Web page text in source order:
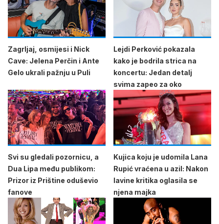
Zagrljaj, osmijesi i Nick
Cave: Jelena Perčin i Ante
Gelo ukrali pažnju u Puli
Lejdi Perković pokazala
kako je bodrila strica na
koncertu: Jedan detalj
svima zapeo za oko
Svi su gledali pozornicu, a
Dua Lipa među publikom:
Prizor iz Prištine oduševio
fanove
Kujica koju je udomila Lana
Rupić vraćena u azil: Nakon
lavine kritika oglasila se
njena majka